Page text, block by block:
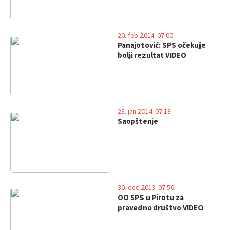
Panajotović: SPS očekuje
bolji rezultat VIDEO
20. feb 2014. 07:00
Saopštenje
23. jan 2014. 07:18
OO SPS u Pirotu za
pravedno društvo VIDEO
30. dec 2013. 07:50